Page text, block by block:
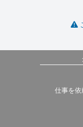
仕事を依